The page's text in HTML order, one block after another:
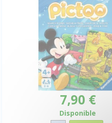
7,90 €
Disponible